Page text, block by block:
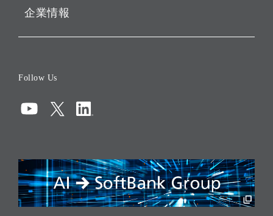
企業情報
コンプライアンス
リスクマネジメント
税務に対する取り組み
採用情報
Follow Us